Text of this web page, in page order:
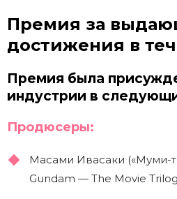
Премия за
достижения в
Премия была
индустрии в
Продюсеры:
Масами Ивасаки («Муми-
Gundam — The Movie